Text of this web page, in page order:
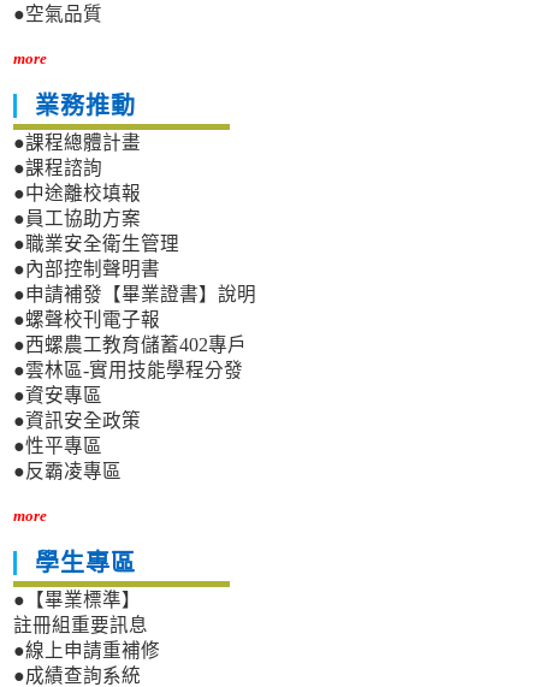
●空氣品質
more
業務推動
●課程總體計畫
●課程諮詢
●中途離校填報
●員工協助方案
●職業安全衛生管理
●內部控制聲明書
●申請補發【畢業證書】說明
●螺聲校刊電子報
●西螺農工教育儲蓄402專戶
●雲林區-實用技能學程分發
●資安專區
●資訊安全政策
●性平專區
●反霸凌專區
more
學生專區
●【畢業標準】
註冊組重要訊息
●線上申請重補修
●成績查詢系統